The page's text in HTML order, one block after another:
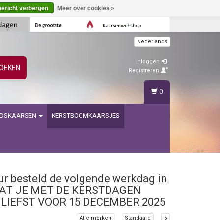
Nederlands
Inloggen
Registreren
KERSTBOOMKAARSJES
0
besteld de volgende werkdag in
JE MET DE KERSTDAGEN
VOOR 15 DECEMBER 2025
Alle merken Standaard 6
verbergen Meer over cookies »